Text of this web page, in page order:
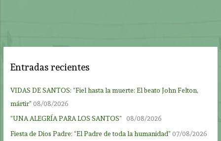
Entradas recientes
VIDAS DE SANTOS: “Fiel hasta la muerte: El beato John Felton,
mártir” 08/08/2026
“UNA ALEGRÍA PARA LOS SANTOS”
08/08/2026
Fiesta de Dios Padre: “El Padre de toda la humanidad” 07/08/2026